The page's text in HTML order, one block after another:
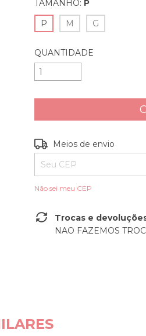
TAMANHO: P
P
M G
QUANTIDADE
Entregas para o CEP:
Meios de envio
Não sei meu CEP
Trocas e
NAO FAZEMOS